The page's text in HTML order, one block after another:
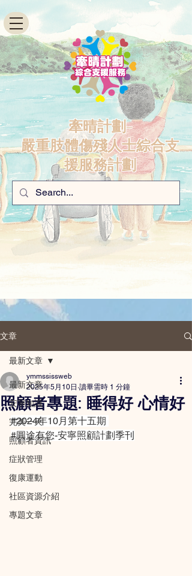
牽晴計劃-
嚴重肢體傷殘人士綜合支
援服務計劃
文章
最新文章
安寧知識
完美一天
照顧者資訊
症狀管理
復康運動
社區資源介紹
專題文章
最新文章
照顧者專題: 睡得好 心情好
ymmssissweb
2025年5月10日 讀畢需時 1 分鐘
#2024年10月第十五期
#圓途有您-安寧照顧計劃季刊